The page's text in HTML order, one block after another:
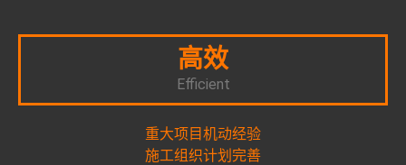
高效
Efficient
重大项目机动经验
施工组织计划完善